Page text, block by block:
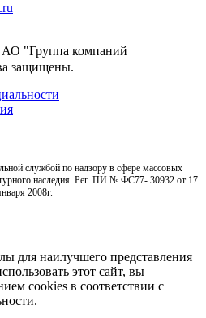
"Группа компаний
защищены.
службой по надзору в сфере массовых
наследия. Рег. ПИ № ФС77- 30932 от 17
2008г.
для наилучшего представления
этот сайт, вы
cookies в соответствии с